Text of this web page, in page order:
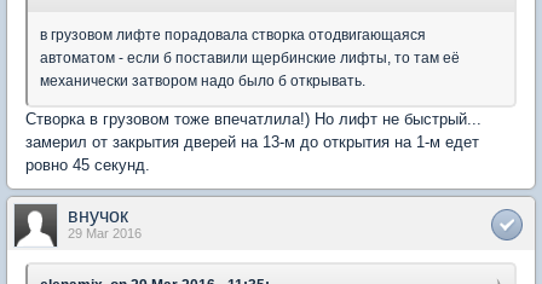
в грузовом лифте порадовала створка отодвигающаяся
автоматом - если б поставили щербинские лифты, то там её
механически затвором надо было б открывать.
Створка в грузовом тоже впечатлила!) Но лифт не быстрый...
замерил от закрытия дверей на 13-м до открытия на 1-м едет
ровно 45 секунд.
внучок
29 Mar 2016